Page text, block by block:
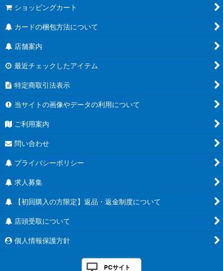
ショッピングカート
カードの梱包方法について
店舗案内
最近チェックしたアイテム
特定商取引法表示
当サイトの画像やデータの利用について
ご利用案内
問い合わせ
プライバシーポリシー
求人募集
【初回購入の方限定】返品・返金制度について
店頭受取について
個人情報保護方針
PCサイト